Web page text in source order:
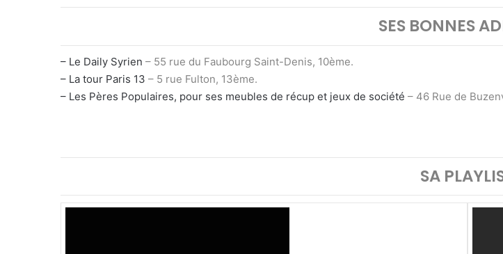
SES BONNES
– Le Daily Syrien – 55 rue du Faubourg Saint-Denis, 10ème.
– La tour Paris 13 – 5 rue Fulton, 13ème.
– Les Pères Populaires, pour ses meubles de récup et jeux de société – 46 Rue de
SA